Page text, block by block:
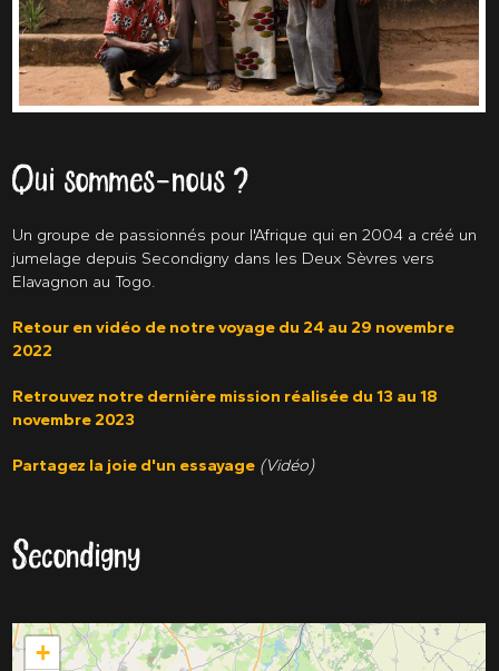
Qui sommes-nous ?
Un groupe de passionnés pour l'Afrique qui en 2004 a créé un
jumelage depuis Secondigny dans les Deux Sèvres vers
Elavagnon au Togo.
Retour en vidéo de notre voyage du 24 au 29 novembre
2022
Retrouvez notre dernière mission réalisée du 13 au 18
novembre 2023
Partagez la joie d'un essayage (Vidéo)
Secondigny
+